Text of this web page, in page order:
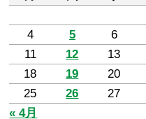
4
5 6
11
12 13
18
19 20
25
26 27
« 4月